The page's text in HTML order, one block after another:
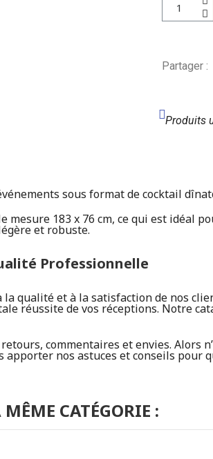
Partager :
Produits
sous format de cocktail
mesure 183 x 76 cm, ce qui est idéal
et robuste.
Professionnelle
la qualité et à la satisfaction de nos
réussite de vos réceptions. Notre
commentaires et envies. Alors
nos astuces et conseils pour
CATÉGORIE :